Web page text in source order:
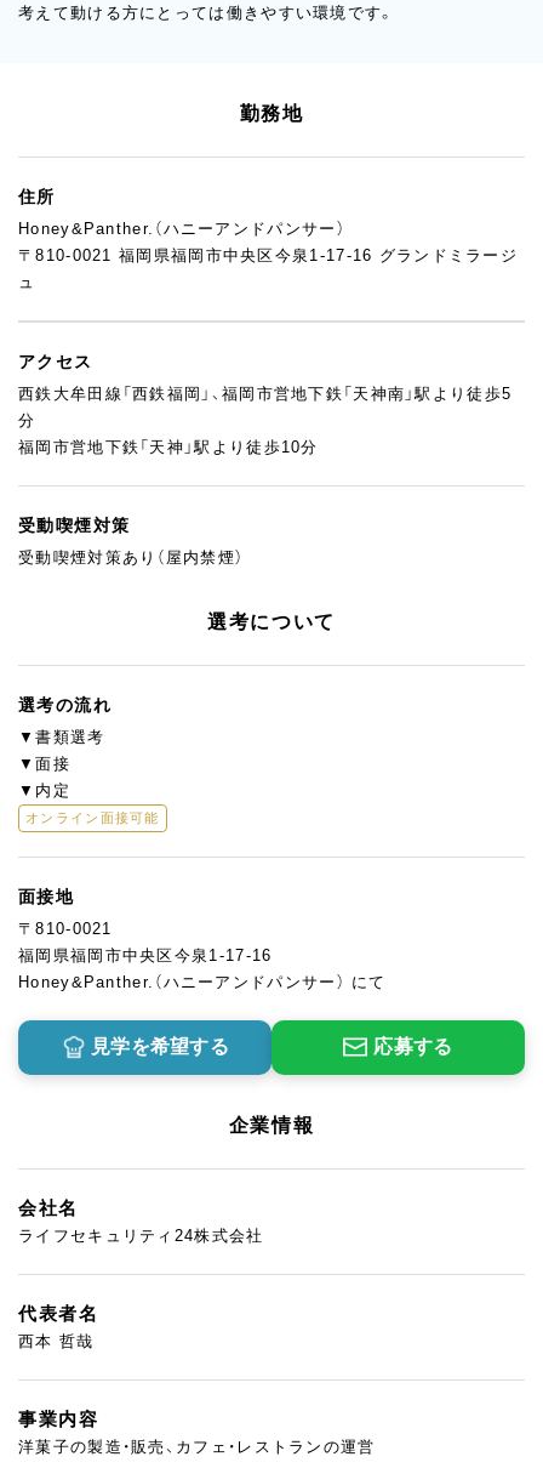
考えて動ける方にとっては働きやすい環境です。
勤務地
住所
Honey&Panther.（ハニーアンドパンサー）
〒810-0021 福岡県福岡市中央区今泉1-17-16 グランドミラージ
ュ
アクセス
西鉄大牟田線「西鉄福岡」、福岡市営地下鉄「天神南」駅より徒歩5
分
福岡市営地下鉄「天神」駅より徒歩10分
受動喫煙対策
受動喫煙対策あり（屋内禁煙）
選考について
選考の流れ
▼書類選考
▼面接
▼内定
オンライン面接可能
面接地
〒810-0021
福岡県福岡市中央区今泉1-17-16
Honey&Panther.（ハニーアンドパンサー） にて
見学を希望する 応募する
企業情報
会社名
ライフセキュリティ24株式会社
代表者名
西本 哲哉
事業内容
洋菓子の製造・販売、カフェ・レストランの運営